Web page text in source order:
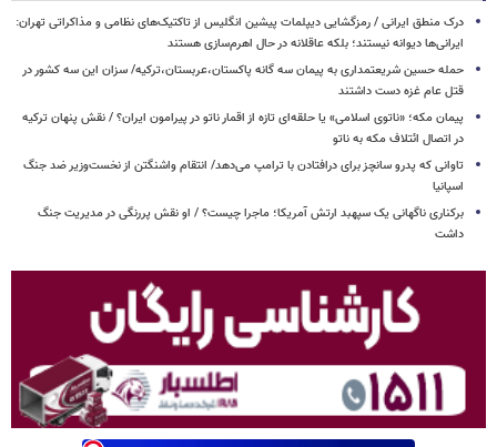
درک منطق ایرانی / رمزگشایی دیپلمات پیشین انگلیس از تاکتیک‌های نظامی و مذاکراتی تهران:
ایرانی‌ها دیوانه نیستند؛ بلکه عاقلانه در حال اهرم‌سازی هستند
حمله حسین شریعتمداری به پیمان سه گانه پاکستان،عربستان،ترکیه/ سزان این سه کشور در
قتل عام غزه دست داشتند
پیمان مکه؛ «ناتوی اسلامی» یا حلقه‌ای تازه از اقمار ناتو در پیرامون ایران؟ / نقش پنهان ترکیه
در اتصال ائتلاف مکه به ناتو
تاوانی که پدرو سانچز برای درافتادن با ترامپ می‌دهد/ انتقام واشنگتن از نخست‌وزیر ضد جنگ
اسپانیا
برکناری ناگهانی یک سپهبد ارتش آمریکا؛ ماجرا چیست؟ / او نقش پررنگی در مدیریت جنگ
داشت